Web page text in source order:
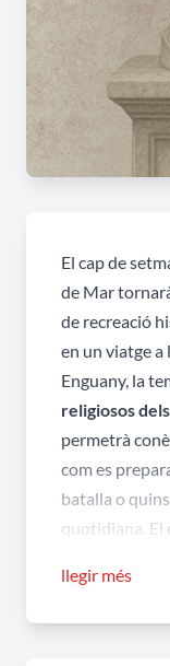
El cap de
de Mar
de recreació
en un viatge a
Enguany, la
religiosos
permetrà
com es
batalla o
quotidiana. El
la deessa
llegir més